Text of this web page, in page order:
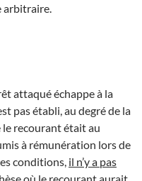
arbitraire.
attaqué échappe à la
pas établi, au degré de la
recourant était au
à rémunération lors de
conditions, il n’y a pas
où le recourant aurait